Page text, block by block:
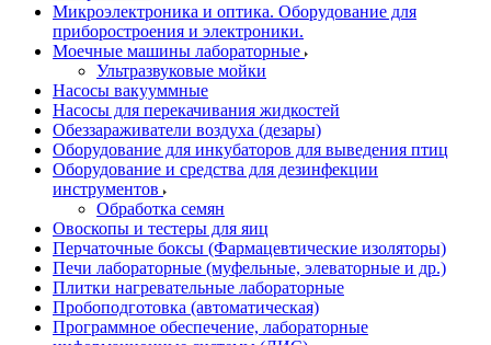
Микроэлектроника и оптика. Оборудование для
приборостроения и электроники.
Моечные машины лабораторные
Ультразвуковые мойки
Насосы вакууммные
Насосы для перекачивания жидкостей
Обеззараживатели воздуха (дезары)
Оборудование для инкубаторов для выведения птиц
Оборудование и средства для дезинфекции
инструментов
Обработка семян
Овоскопы и тестеры для яиц
Перчаточные боксы (Фармацевтические изоляторы)
Печи лабораторные (муфельные, элеваторные и др.)
Плитки нагревательные лабораторные
Пробоподготовка (автоматическая)
Программное обеспечение, лабораторные